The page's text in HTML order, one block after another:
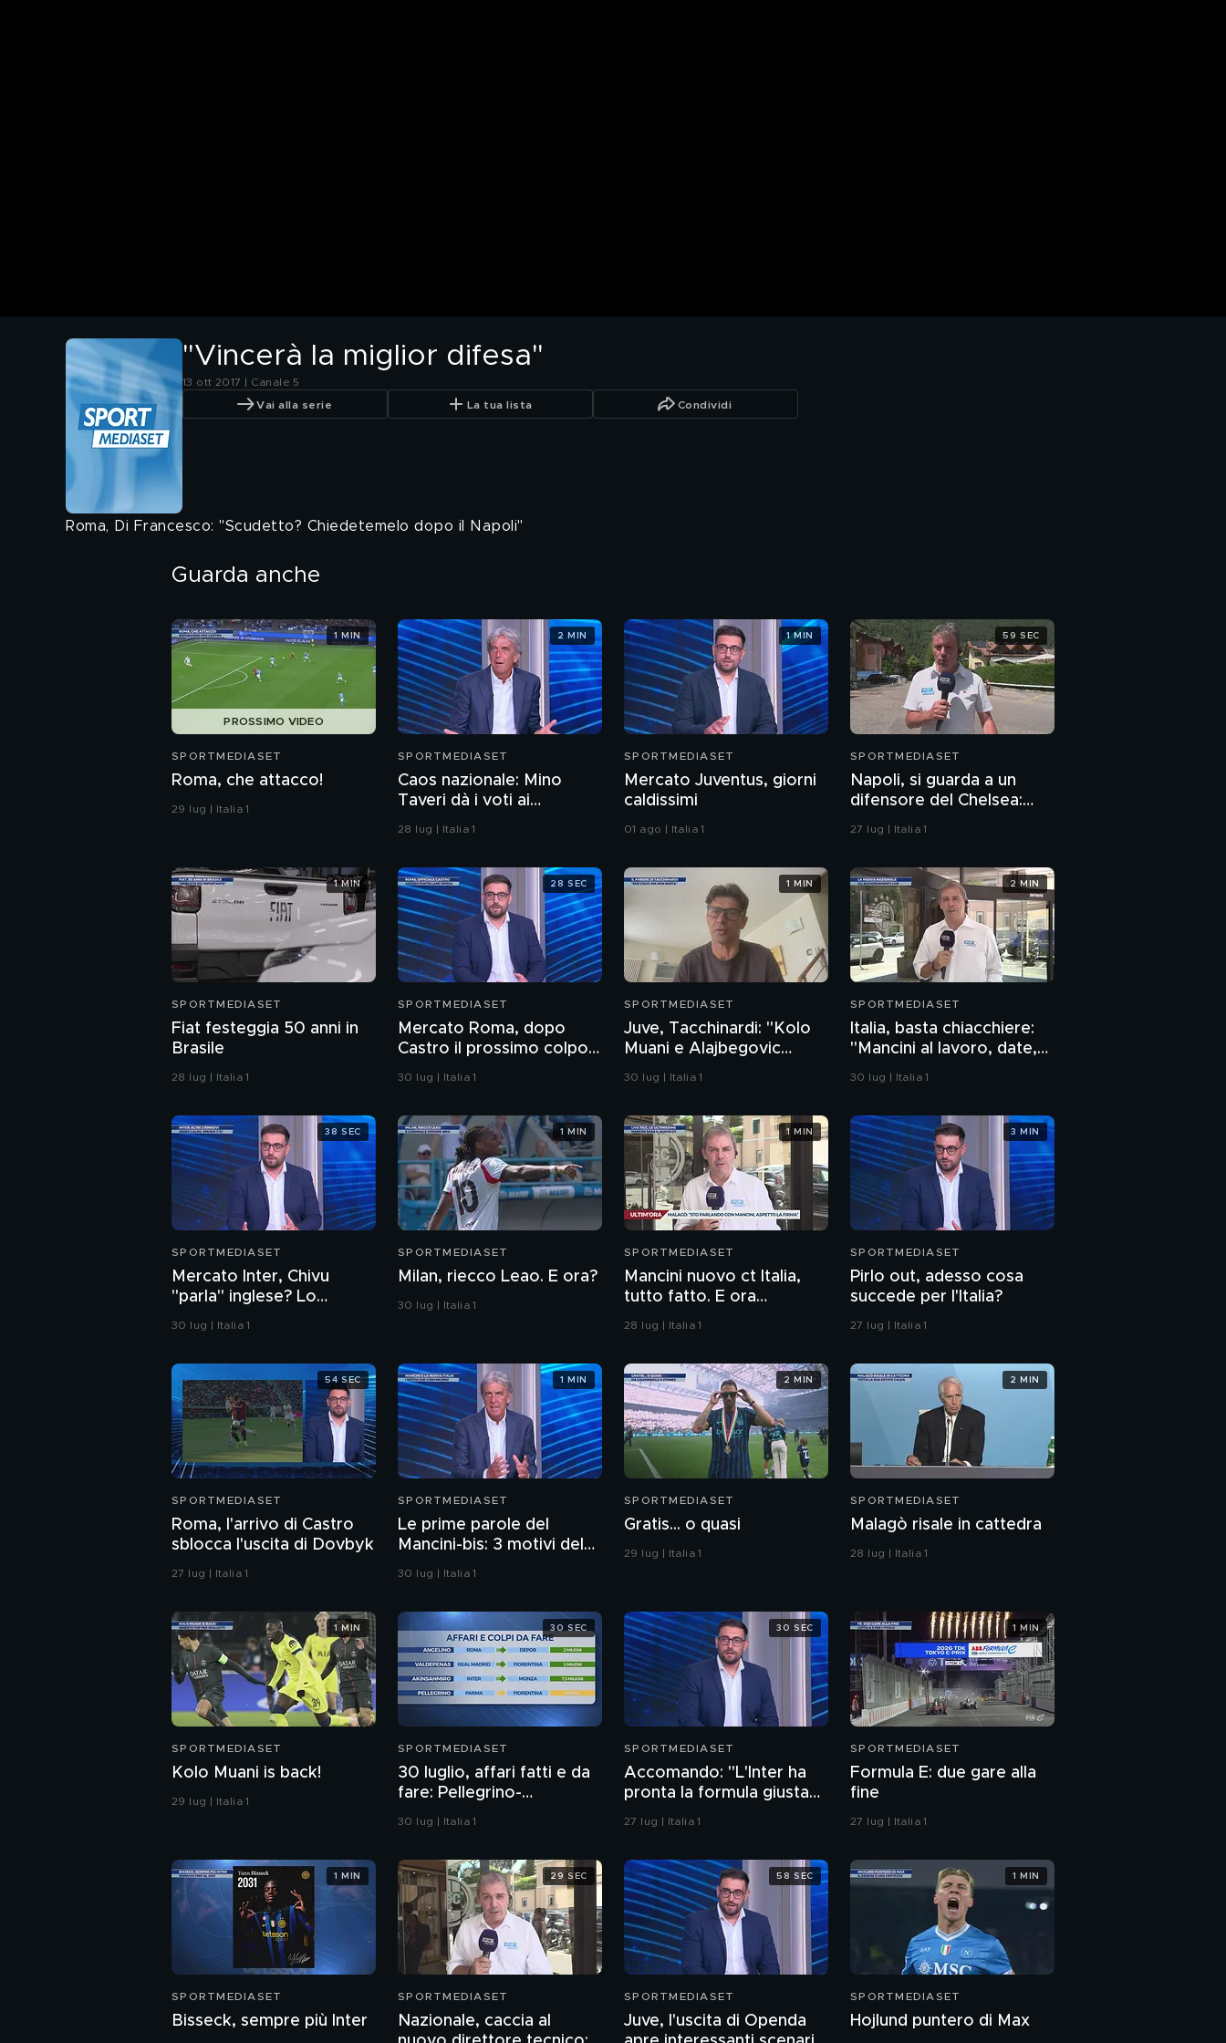
"Vincerà la miglior difesa"
13 ott 2017 | Canale 5
Vai alla serie La tua lista Condividi
Roma, Di Francesco: "Scudetto? Chiedetemelo dopo il Napoli"
Guarda anche
PROSSIMO VIDEO
SPORTMEDIASET
Roma, che attacco!
29 lug | Italia 1
1 MIN
SPORTMEDIASET
Caos nazionale: Mino
Taveri dà i voti ai
protagonisti
28 lug | Italia 1
2 MIN
SPORTMEDIASET
Mercato Juventus, giorni
caldissimi
01 ago | Italia 1
1 MIN
SPORTMEDIASET
Napoli, si guarda a un
difensore del Chelsea:
Lucca verso l'uscita
27 lug | Italia 1
59 SEC
SPORTMEDIASET
Fiat festeggia 50 anni in
Brasile
28 lug | Italia 1
1 MIN
SPORTMEDIASET
Mercato Roma, dopo
Castro il prossimo colpo
è in difesa?
30 lug | Italia 1
28 SEC
SPORTMEDIASET
Juve, Tacchinardi: "Kolo
Muani e Alajbegovic
bene, ma non..."
30 lug | Italia 1
1 MIN
SPORTMEDIASET
Italia, basta chiacchiere:
"Mancini al lavoro, date,
convocazioni e…"
30 lug | Italia 1
2 MIN
SPORTMEDIASET
Mercato Inter, Chivu
"parla" inglese? Lo
scenario clamoroso
30 lug | Italia 1
38 SEC
SPORTMEDIASET
Milan, riecco Leao. E ora?
30 lug | Italia 1
1 MIN
SPORTMEDIASET
Mancini nuovo ct Italia,
tutto fatto. E ora
direttore tecnico e team
28 lug | Italia 1
1 MIN
SPORTMEDIASET
Pirlo out, adesso cosa
succede per l'Italia?
27 lug | Italia 1
3 MIN
SPORTMEDIASET
Roma, l'arrivo di Castro
sblocca l'uscita di Dovbyk
27 lug | Italia 1
54 SEC
SPORTMEDIASET
Le prime parole del
Mancini-bis: 3 motivi del
perché hanno convinto
30 lug | Italia 1
1 MIN
SPORTMEDIASET
Gratis... o quasi
29 lug | Italia 1
2 MIN
SPORTMEDIASET
Malagò risale in cattedra
28 lug | Italia 1
2 MIN
SPORTMEDIASET
Kolo Muani is back!
29 lug | Italia 1
1 MIN
SPORTMEDIASET
30 luglio, affari fatti e da
fare: Pellegrino-
Fiorentina, intesa
30 lug | Italia 1
30 SEC
SPORTMEDIASET
Accomando: "L'Inter ha
pronta la formula giusta
per arrivare a Romero"
27 lug | Italia 1
30 SEC
SPORTMEDIASET
Formula E: due gare alla
fine
27 lug | Italia 1
1 MIN
SPORTMEDIASET
Bisseck, sempre più Inter
1 MIN
SPORTMEDIASET
Nazionale, caccia al
29 SEC
SPORTMEDIASET
Juve, l'uscita di Openda
58 SEC
SPORTMEDIASET
Hojlund puntero di Max
1 MIN